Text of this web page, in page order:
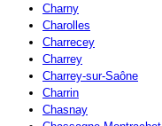
Charny
Charolles
Charrecey
Charrey
Charrey-sur-Saône
Charrin
Chasnay